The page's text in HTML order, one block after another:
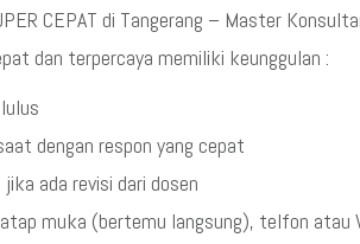
CEPAT di Tangerang – Master
dan terpercaya memiliki keunggulan :
dengan respon yang cepat
ada revisi dari dosen
muka (bertemu langsung), telfon atau